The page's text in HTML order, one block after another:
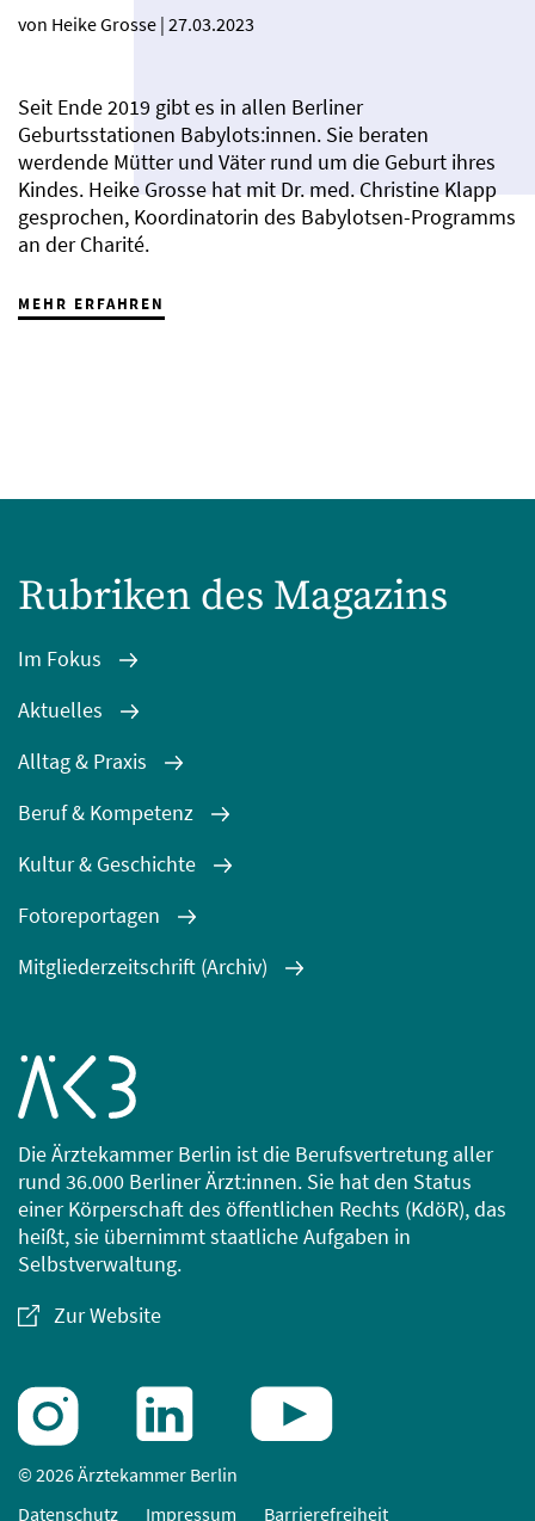
von Heike Grosse | 27.03.2023
Seit Ende 2019 gibt es in allen Berliner
Geburtsstationen Babylots:innen. Sie beraten
werdende Mütter und Väter rund um die Geburt ihres
Kindes. Heike Grosse hat mit Dr. med. Christine Klapp
gesprochen, Koordinatorin des Babylotsen-Programms
an der Charité.
MEHR ERFAHREN
Rubriken des Magazins
Im Fokus
Aktuelles
Alltag & Praxis
Beruf & Kompetenz
Kultur & Geschichte
Fotoreportagen
Mitgliederzeitschrift (Archiv)
Die Ärztekammer Berlin ist die Berufsvertretung aller
rund 36.000 Berliner Ärzt:innen. Sie hat den Status
einer Körperschaft des öffentlichen Rechts (KdöR), das
heißt, sie übernimmt staatliche Aufgaben in
Selbstverwaltung.
Zur Website
© 2026 Ärztekammer Berlin
Datenschutz
Impressum Barrierefreiheit